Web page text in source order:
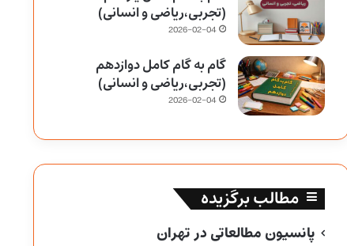
(تجربی،ریاضی و انسانی)
2026-02-04
گام به گام کامل دوازدهم
(تجربی،ریاضی و انسانی)
2026-02-04
مطالب برگزیده
پانسیون مطالعاتی در تهران